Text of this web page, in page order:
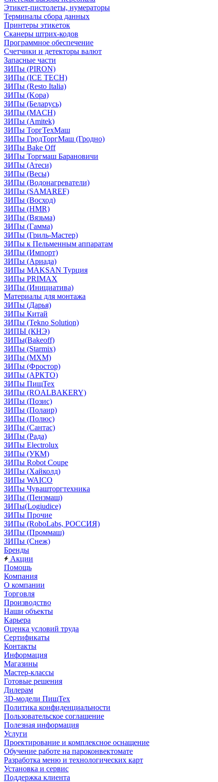
Этикет-пистолеты, нумераторы
Терминалы сбора данных
Принтеры этикеток
Сканеры штрих-кодов
Программное обеспечение
Счетчики и детекторы валют
Запасные части
ЗИПы (PIRON)
ЗИПы (ICE TECH)
ЗИПы (Resto Italia)
ЗИПы (Kopa)
ЗИПы (Беларусь)
ЗИПы (MACH)
ЗИПы (Amitek)
ЗИПы ТоргТехМаш
ЗИПы ГродТоргМаш (Гродно)
ЗИПы Bake Off
ЗИПы Торгмаш Барановичи
ЗИПы (Атеси)
ЗИПы (Весы)
ЗИПы (Водонагреватели)
ЗИПы (SAMAREF)
ЗИПы (Восход)
ЗИПы (HMR)
ЗИПы (Вязьма)
ЗИПы (Гамма)
ЗИПы (Гриль-Мастер)
ЗИПы к Пельменным аппаратам
ЗИПы (Импорт)
ЗИПы (Ариада)
ЗИПы MAKSAN Турция
ЗИПы PRIMAX
ЗИПы (Инициатива)
Материалы для монтажа
ЗИПы (Дарья)
ЗИПы Китай
ЗИПы (Tekno Solution)
ЗИПЫ (КНЭ)
ЗИПы(Bakeoff)
ЗИПы (Starmix)
ЗИПы (МХМ)
ЗИПы (Фростор)
ЗИПы (АРКТО)
ЗИПы ПищТех
ЗИПы (ROALBAKERY)
ЗИПы (Позис)
ЗИПы (Полаир)
ЗИПы (Полюс)
ЗИПы (Сантас)
ЗИПы (Рада)
ЗИПы Electrolux
ЗИПы (УКМ)
ЗИПы Robot Coupe
ЗИПы (Хайколд)
ЗИПы WAICO
ЗИПы Чувашторгтехника
ЗИПы (Пензмаш)
ЗИПы(Logiudice)
ЗИПы Прочие
ЗИПы (RoboLabs, РОССИЯ)
ЗИПы (Проммаш)
ЗИПы (Снеж)
Бренды
Акции
Помощь
Компания
О компании
Торговля
Производство
Наши объекты
Карьера
Оценка условий труда
Сертификаты
Контакты
Информация
Магазины
Мастер-классы
Готовые решения
Дилерам
3D-модели ПищТех
Политика конфиденциальности
Пользовательское соглашение
Полезная информация
Услуги
Проектирование и комплексное оснащение
Обучение работе на пароконвектомате
Разработка меню и технологических карт
Установка и сервис
Поддержка клиента